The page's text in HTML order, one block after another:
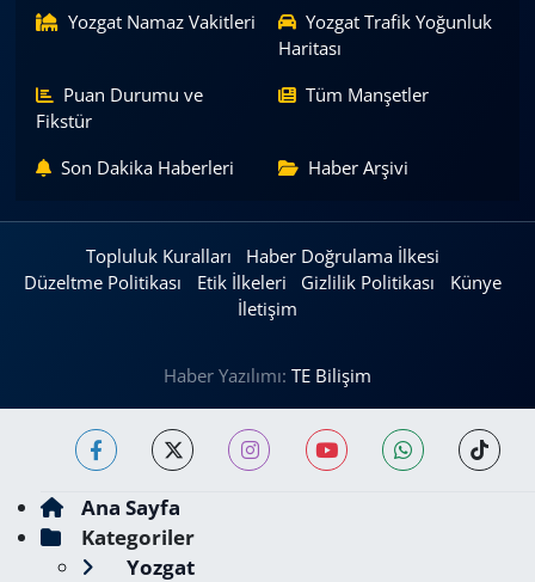
Yozgat Namaz Vakitleri
Yozgat Trafik Yoğunluk
Haritası
Puan Durumu ve
Fikstür
Tüm Manşetler
Son Dakika Haberleri Haber Arşivi
Topluluk Kuralları
Haber Doğrulama İlkesi
Düzeltme Politikası
Etik İlkeleri Gizlilik Politikası
Künye
İletişim
Haber Yazılımı: TE Bilişim
Ana Sayfa
Kategoriler
Yozgat